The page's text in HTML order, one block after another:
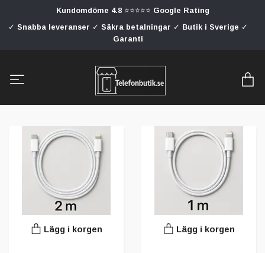
Kundomdöme 4.8 ⭐⭐⭐⭐⭐ Google Rating
✓ Snabba leveranser ✓ Säkra betalningar ✓ Butik i Sverige ✓
Garanti
Lägg i korgen Lägg i korgen